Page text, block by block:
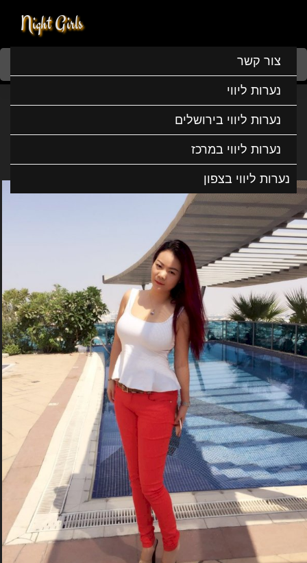
Night Girls
צור קשר
נערות ליווי
נערות ליווי בירושלים
נערות ליווי במרכז
נערות ליווי בצפון
Home
ירדן חדשה בעיר
ירדן חדשה בעיר